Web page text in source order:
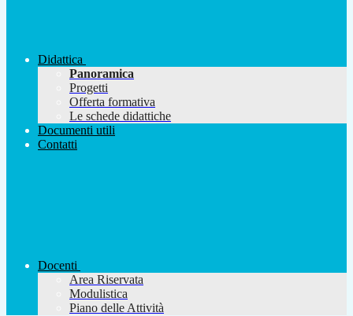
Didattica
Panoramica
Progetti
Offerta formativa
Le schede didattiche
Documenti utili
Contatti
Docenti
Area Riservata
Modulistica
Piano delle Attività